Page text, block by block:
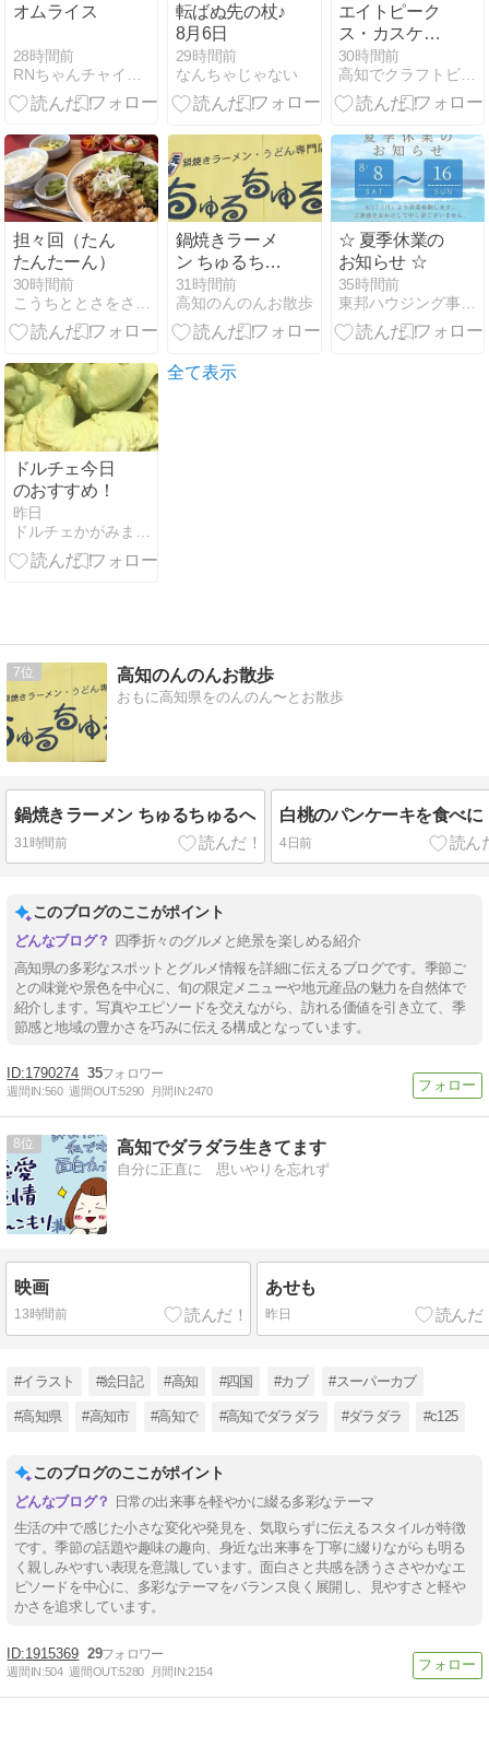
オムライス
28時間前
転ばぬ先の杖♪
8月6日
29時間前
なんちゃじゃない
エイトピーク
ス・カスケー
ドエール
30時間前
高知でクラフトビール...たまに色々
担々回（たん
たんたーん）
30時間前
こうちととさをさんぽ
鍋焼きラーメ
ン ちゅるちゅ
るへ
31時間前
高知のんのんお散歩
☆ 夏季休業の
お知らせ ☆
35時間前
東邦ハウジング事務員の楽しい日記（笑い）
ドルチェ今日
のおすすめ！
昨日
ドルチェかがみままのブログ
全て表示
7 高知のんのんお散歩
おもに高知県をのんのん〜とお散歩
鍋焼きラーメン ちゅるちゅるへ
31時間前
白桃のパンケーキを食べに
4日前
このブログのここがポイント
四季折々のグルメと絶景を楽しめる紹介
高知県の多彩なスポットとグルメ情報を詳細に伝えるブログです。季節ご
との味覚や景色を中心に、旬の限定メニューや地元産品の魅力を自然体で
紹介します。写真やエピソードを交えながら、訪れる価値を引き立て、季
節感と地域の豊かさを巧みに伝える構成となっています。
1790274 35
週間IN:560 週間OUT:5290 月間IN:2470
8 高知でダラダラ生きてます
自分に正直に 思いやりを忘れず
映画
13時間前
あせも
昨日
#イラスト #絵日記 #高知 #四国 #カブ #スーパーカブ
#高知県 #高知市 #高知で #高知でダラダラ #ダラダラ #c125
このブログのここがポイント
日常の出来事を軽やかに綴る多彩なテーマ
生活の中で感じた小さな変化や発見を、気取らずに伝えるスタイルが特徴
です。季節の話題や趣味の趣向、身近な出来事を丁寧に綴りながらも明る
く親しみやすい表現を意識しています。面白さと共感を誘うささやかなエ
ピソードを中心に、多彩なテーマをバランス良く展開し、見やすさと軽や
かさを追求しています。
1915369 29
週間IN:504 週間OUT:5280 月間IN:2154